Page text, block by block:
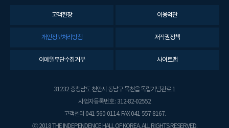
고객헌장 이용약관
개인정보처리방침 저작권정책
이메일무단수집거부 사이트맵
31232 충청남도 천안시 동남구 목천읍 독립기념관로 1
사업자등록번호 : 312-82-02552
고객센터 041-560-0114. FAX 041-557-8167.
ⓒ 2018 THE INDEPENDENCE HALL OF KOREA. ALL RIGHTS RESERVED.